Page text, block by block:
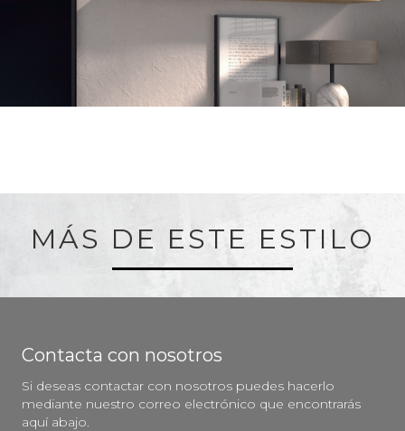
MÁS DE ESTE ESTILO
Contacta con nosotros
Si deseas contactar con nosotros puedes hacerlo
mediante nuestro correo electrónico que encontrarás
aquí abajo.